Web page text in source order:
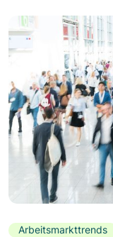
Arbeitsmarkttrends